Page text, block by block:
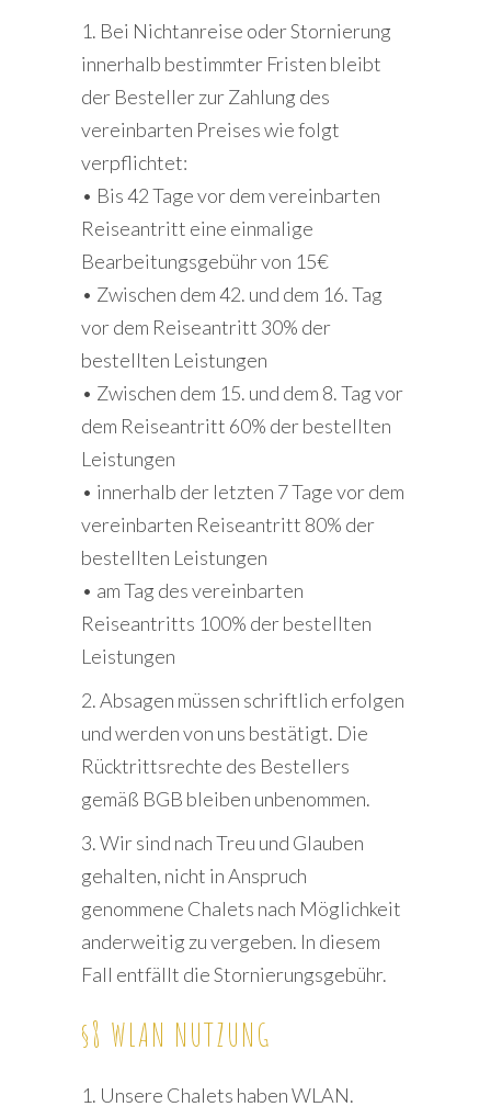
1. Bei Nichtanreise oder Stornierung
innerhalb bestimmter Fristen bleibt
der Besteller zur Zahlung des
vereinbarten Preises wie folgt
verpflichtet:
• Bis 42 Tage vor dem vereinbarten
Reiseantritt eine einmalige
Bearbeitungsgebühr von 15€
• Zwischen dem 42. und dem 16. Tag
vor dem Reiseantritt 30% der
bestellten Leistungen
• Zwischen dem 15. und dem 8. Tag vor
dem Reiseantritt 60% der bestellten
Leistungen
• innerhalb der letzten 7 Tage vor dem
vereinbarten Reiseantritt 80% der
bestellten Leistungen
• am Tag des vereinbarten
Reiseantritts 100% der bestellten
Leistungen
2. Absagen müssen schriftlich erfolgen
und werden von uns bestätigt. Die
Rücktrittsrechte des Bestellers
gemäß BGB bleiben unbenommen.
3. Wir sind nach Treu und Glauben
gehalten, nicht in Anspruch
genommene Chalets nach Möglichkeit
anderweitig zu vergeben. In diesem
Fall entfällt die Stornierungsgebühr.
§8 WLAN NUTZUNG
1. Unsere Chalets haben WLAN.